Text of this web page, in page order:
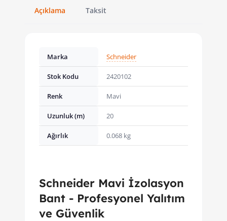
Açıklama Taksit
Marka Schneider
Stok Kodu 2420102
Renk Mavi
Uzunluk (m) 20
Ağırlık 0.068 kg
Schneider Mavi İzolasyon
Bant - Profesyonel Yalıtım
ve Güvenlik